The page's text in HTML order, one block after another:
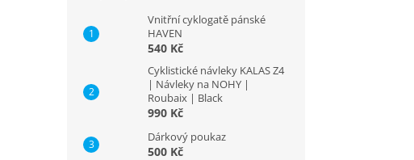
Vnitřní cyklogatě pánské
HAVEN
540 Kč
Cyklistické návleky KALAS Z4
| Návleky na NOHY |
Roubaix | Black
990 Kč
Dárkový poukaz
500 Kč